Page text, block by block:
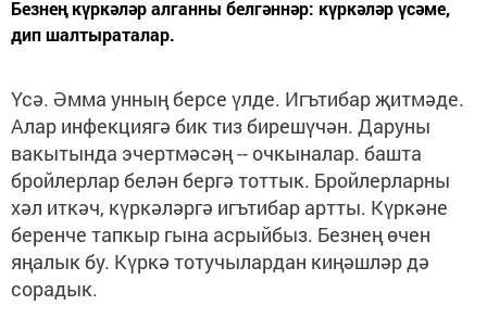
Безнең күркәләр алганны белгәннәр: күркәләр үсәме,
дип шалтыраталар.
Үсә. Әмма унның берсе үлде. Игътибар җитмәде.
Алар инфекциягә бик тиз бирешүчән. Даруны
вакытында эчертмәсәң -- очкыналар. башта
бройлерлар белән бергә тоттык. Бройлерларны
хәл иткәч, күркәләргә игътибар артты. Күркәне
беренче тапкыр гына асрыйбыз. Безнең өчен
яңалык бу. Күркә тотучылардан киңәшләр дә
сорадык.